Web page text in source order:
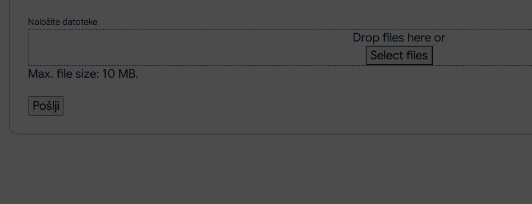
Naložite datoteke
Drop files here or
Select files
Max. file size: 10 MB.